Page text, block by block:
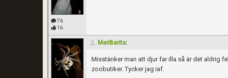
76
16
MariBarita:
Misstänker man att djur far illa så är det aldrig
zoobutiker. Tycker jag iaf.